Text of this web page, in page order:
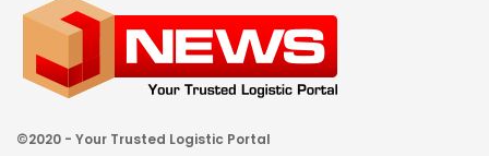
©2020 - Your Trusted Logistic Portal